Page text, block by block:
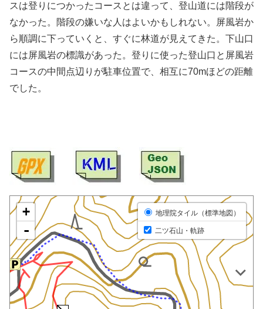
スは登りにつかったコースとは違って、登山道には階段が
なかった。階段の嫌いな人はよいかもしれない。屏風岩か
ら順調に下っていくと、すぐに林道が見えてきた。下山口
には屏風岩の標識があった。登りに使った登山口と屏風岩
コースの中間点辺りが駐車位置で、相互に70mほどの距離
でした。